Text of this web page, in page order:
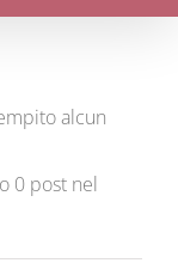
alcun
0 post nel